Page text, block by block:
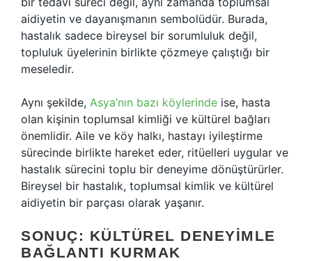
aidiyetin ve dayanışmanın sembolüdür. Burada,
hastalık sadece bireysel bir sorumluluk değil,
topluluk üyelerinin birlikte çözmeye çalıştığı bir
meseledir.
Aynı şekilde, Asya’nın bazı köylerinde ise, hasta
olan kişinin toplumsal kimliği ve kültürel bağları
önemlidir. Aile ve köy halkı, hastayı iyileştirme
sürecinde birlikte hareket eder, ritüelleri uygular ve
hastalık sürecini toplu bir deneyime dönüştürürler.
Bireysel bir hastalık, toplumsal kimlik ve kültürel
aidiyetin bir parçası olarak yaşanır.
SONUÇ: KÜLTÜREL DENEYIMLE
BAĞLANTI KURMAK